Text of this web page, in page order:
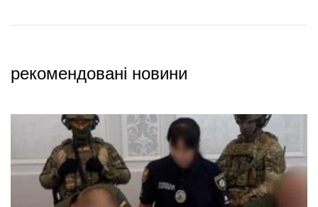
рекомендовані новини